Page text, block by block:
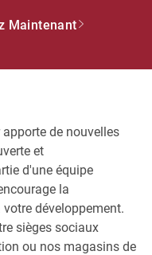
Maintenant
de nouvelles
et
d'une équipe
la
développement.
sièges sociaux
ou nos magasins de